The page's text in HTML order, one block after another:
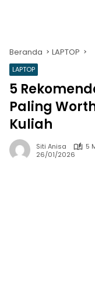
Beranda LAPTOP
LAPTOP
5
Paling
Kuliah
Siti Anisa
5
26/01/2026